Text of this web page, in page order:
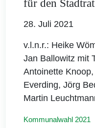
für den
28. Juli 2021
v.l.n.r.: Heike
Jan Ballowitz mit
Antoinette
Everding, Jörg
Martin
Kommunalwahl 2021